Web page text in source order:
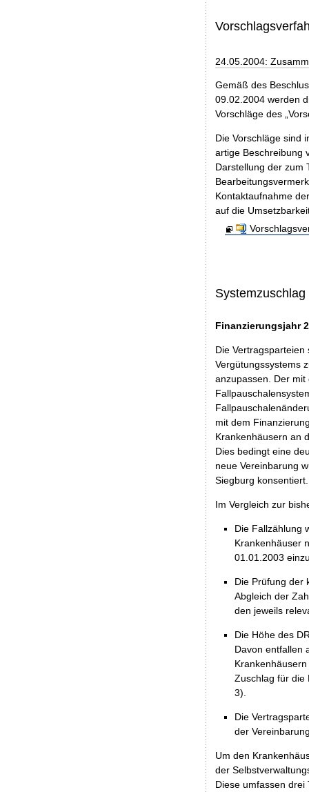
24.05.2004:
Gemäß des
09.02.2004 werden
Vorschläge des
Die Vorschläge sind
artige Beschreibung
Darstellung der zum
Kontaktaufnahme
auf die
Systemzuschlag
Finanzierungsjahr
Die
Vergütungssystems
anzupassen. Der
mit dem
Krankenhäusern an
Dies bedingt eine
neue Vereinbarung
Siegburg konsentiert.
Im Vergleich zur
Die Fallzählung
Krankenhäuser
01.01.2003
Die Prüfung der
Abgleich der
den jeweils
Die Höhe des
Davon entfallen
Zuschlag für die
3).
Die
der
Um den
der
Diese umfassen drei